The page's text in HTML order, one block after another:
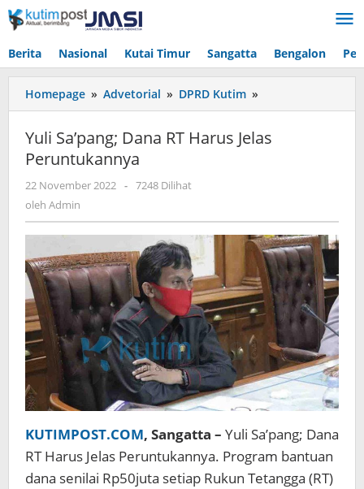
Lewati
ke
Berita Nasional Kutai Timur Sangatta Bengalon
Homepage » Advetorial » DPRD Kutim »
Sa'pang;
RT
Yuli Sa’pang; Dana RT Harus Jelas
Peruntukannya
22 November 2022 oleh
- 7248 Dilihat
oleh Admin
KUTIMPOST.COM, Sangatta – Yuli Sa’pang; Dana
RT Harus Jelas Peruntukannya. Program bantuan
dana senilai Rp50juta setiap Rukun Tetangga (RT)